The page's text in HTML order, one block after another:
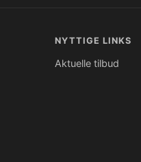
NYTTIGE LINKS
Aktuelle tilbud